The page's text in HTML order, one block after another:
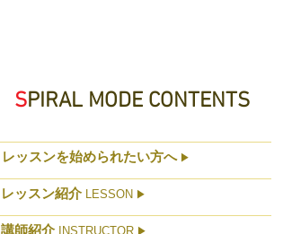
SPIRAL MODE CONTENTS
レッスンを始められたい方へ▶
レッスン紹介LESSON ▶
講師紹介INSTRUCTOR